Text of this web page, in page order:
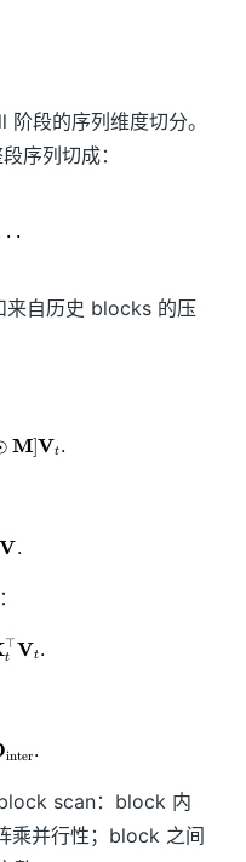
段的序列维度切分。
序列切成：
来自历史 blocks 的压
O_{\mathrm{intra}} =
M]Vt .
O_{\mathrm{inter}} =
.
{KV} \leftarrow
t
⊤Vt .
O_t = \mathbf
inter.
scan：block 内
乘并行性；block 之间